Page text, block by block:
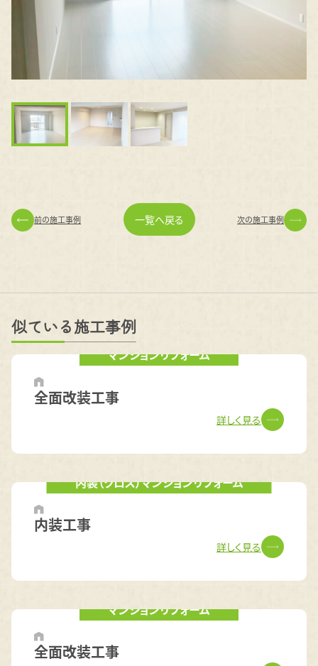
前の施工事例 一覧へ戻る 次の施工事例
似ている施工事例
マンションリフォーム
全面改装工事
詳しく見る
内装（クロス）マンションリフォーム
内装工事
詳しく見る
マンションリフォーム
全面改装工事